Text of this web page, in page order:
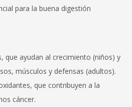
para la buena digestión
que ayudan al crecimiento (niños) y
músculos y defensas (adultos).
que contribuyen a la
cáncer.